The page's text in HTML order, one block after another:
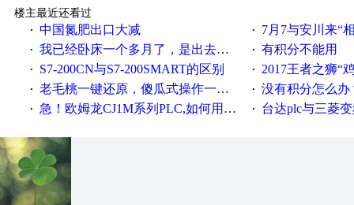
楼主最近还看过
· 中国氮肥出口大减 · 7月7与安川来“
· 我已经卧床一个多月了，是出去安装机械手在高速遭遇车祸所致:大家工作都要特别注意啊 · 有积分不能用
· S7-200CN与S7-200SMART的区别 · 2017王者之狮“鸡”情签到
· 老毛桃一键还原，傻瓜式操作一键轻松备份还原；程序为向导式安装，一键即可实现自动备份或还原系统。 · 没有积分怎么办
· 急！欧姆龙CJ1M系列PLC,如何用时间控制变频器。要求时间在组态王中可以自由输入！拜托各位大神了！ · 台达plc与三菱